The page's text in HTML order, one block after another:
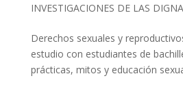
INVESTIGACIONES DE LAS
Derechos sexuales y
estudio con estudiantes de
prácticas, mitos y educación